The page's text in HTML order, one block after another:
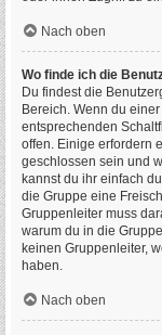
Nach oben
Wo finde ich die
Du findest die
Bereich. Wenn du
entsprechenden
offen. Einige erfordern
geschlossen sein und
kannst du ihr einfach
die Gruppe eine
Gruppenleiter muss
warum du in die
keinen Gruppenleiter,
haben.
Nach oben